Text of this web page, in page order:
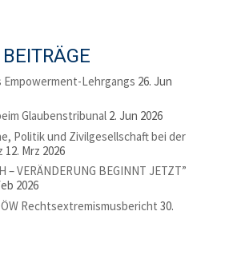
Lehrgangs 26. Jun
Glaubenstribunal 2. Jun 2026
Politik und Zivilgesellschaft bei der
12. Mrz 2026
– VERÄNDERUNG BEGINNT JETZT”
2026
Rechtsextremismusbericht 30.